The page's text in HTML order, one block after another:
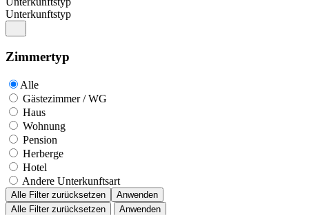
Unterkunftstyp
Zimmertyp
Alle
Gästezimmer / WG
Haus
Wohnung
Pension
Herberge
Hotel
Andere Unterkunftsart
Alle Filter zurücksetzen
Anwenden
Alle Filter zurücksetzen
Anwenden